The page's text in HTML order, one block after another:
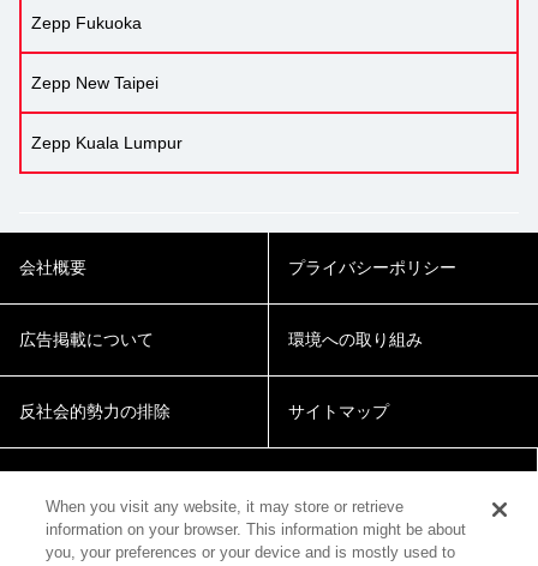
Zepp Fukuoka
Zepp New Taipei
Zepp Kuala Lumpur
会社概要 プライバシーポリシー
広告掲載について 環境への取り組み
反社会的勢力の排除 サイトマップ
When you visit any website, it may store or retrieve
information on your browser. This information might be about
you, your preferences or your device and is mostly used to